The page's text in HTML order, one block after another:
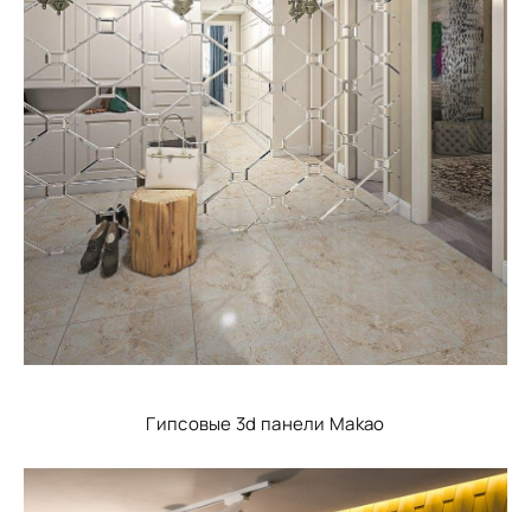
Гипсовые 3d панели Makao